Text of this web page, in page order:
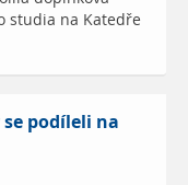
studia na Katedře
podíleli na